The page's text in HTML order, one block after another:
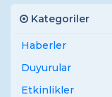
Kategoriler
Haberler
Duyurular
Etkinlikler